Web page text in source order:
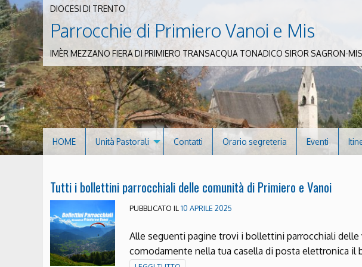
DIOCESI DI TRENTO
Parrocchie di Primiero Vanoi e Mis
IMÈR MEZZANO FIERA DI PRIMIERO TRANSACQUA TONADICO SIROR SAGRON-
HOME Unità Pastorali Contatti Orario segreteria Eventi
Tutti i bollettini parrocchiali delle comunità di Primiero e Vanoi
PUBBLICATO IL10 APRILE 2025
Alle seguenti pagine trovi i bollettini parrocchiali delle
comodamente nella tua casella di posta elettronica